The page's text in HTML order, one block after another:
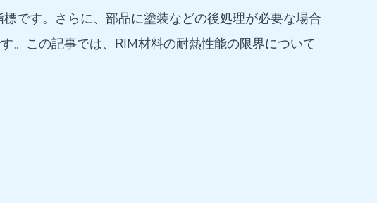
です。さらに、部品に塗装などの後処理が必要な場合
。この記事では、RIM材料の耐熱性能の限界について